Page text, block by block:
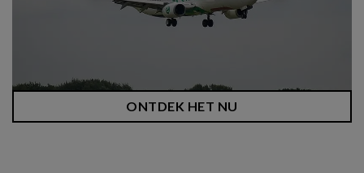
ONTDEK HET NU